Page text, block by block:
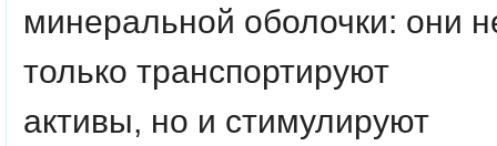
минеральной оболочки: они
только транспортируют
активы, но и стимулируют